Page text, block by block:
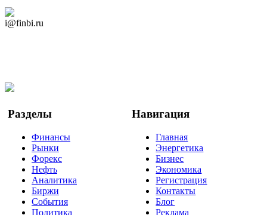
i@finbi.ru
Разделы
Финансы
Рынки
Форекс
Нефть
Аналитика
Биржи
События
Политика
Навигация
Главная
Энергетика
Бизнес
Экономика
Регистрация
Контакты
Блог
Реклама